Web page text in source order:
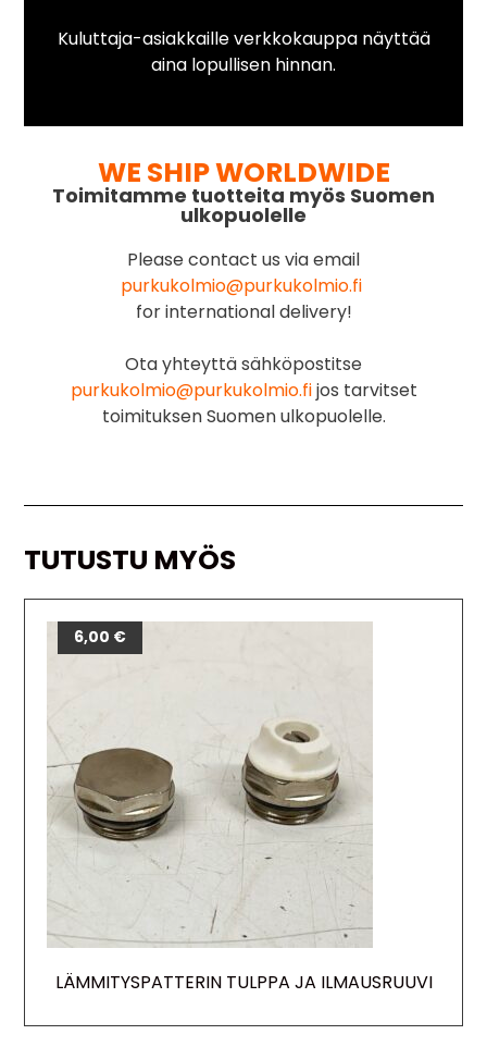
Kuluttaja-asiakkaille verkkokauppa näyttää
aina lopullisen hinnan.
WE SHIP WORLDWIDE
Toimitamme tuotteita myös Suomen
ulkopuolelle
Please contact us via email
purkukolmio@purkukolmio.fi
for international delivery!
Ota yhteyttä sähköpostitse
purkukolmio@purkukolmio.fijos tarvitset
toimituksen Suomen ulkopuolelle.
TUTUSTU MYÖS
LÄMMITYSPATTERIN TULPPA JA ILMAUSRUUVI
6,00 €